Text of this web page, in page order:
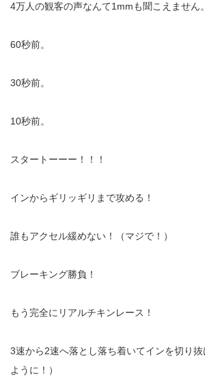
4万人の観客の声なんて1mmも聞こえません。
60秒前。
30秒前。
10秒前。
スタートーーー！！！
インからギリッギリまで攻める！
誰もアクセル緩めない！（マジで！）
ブレーキング勝負！
もう完全にリアルチキンレース！
3速から2速へ落とし落ち着いてインを切り抜
ように！）